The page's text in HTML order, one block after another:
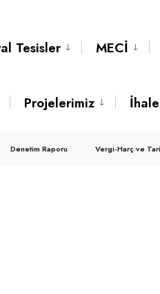
Tesisler MECİ
Projelerimiz
Denetim Raporu Vergi-Harç ve